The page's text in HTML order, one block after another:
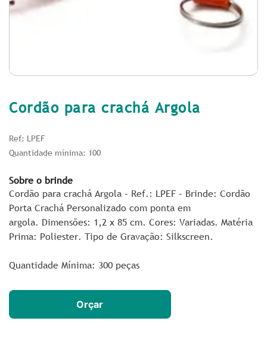
Cordão para crachá Argola
Ref: LPEF
Quantidade mínima: 100
Sobre o brinde
Cordão para crachá Argola – Ref.: LPEF – Brinde: Cordão
Porta Crachá Personalizado com ponta em
argola. Dimensões: 1,2 x 85 cm. Cores: Variadas. Matéria
Prima: Poliester. Tipo de Gravação: Silkscreen.
Quantidade Mínima: 300 peças
Orçar